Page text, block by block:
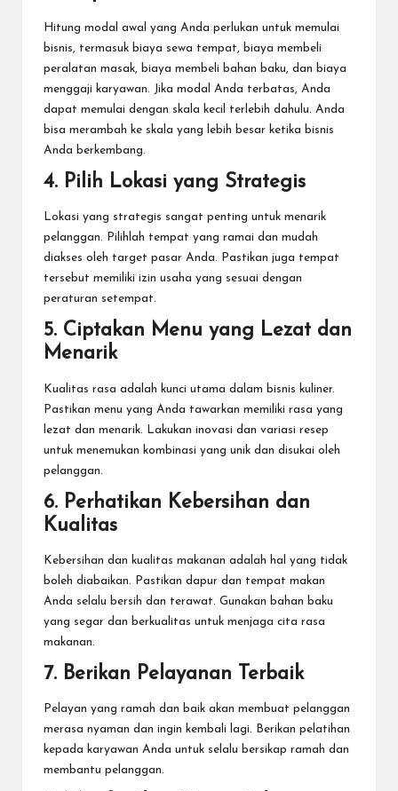
Hitung modal awal yang Anda perlukan untuk memulai
bisnis, termasuk biaya sewa tempat, biaya membeli
peralatan masak, biaya membeli bahan baku, dan biaya
menggaji karyawan. Jika modal Anda terbatas, Anda
dapat memulai dengan skala kecil terlebih dahulu. Anda
bisa merambah ke skala yang lebih besar ketika bisnis
Anda berkembang.
4. Pilih Lokasi yang Strategis
Lokasi yang strategis sangat penting untuk menarik
pelanggan. Pilihlah tempat yang ramai dan mudah
diakses oleh target pasar Anda. Pastikan juga tempat
tersebut memiliki izin usaha yang sesuai dengan
peraturan setempat.
5. Ciptakan Menu yang Lezat dan
Menarik
Kualitas rasa adalah kunci utama dalam bisnis kuliner.
Pastikan menu yang Anda tawarkan memiliki rasa yang
lezat dan menarik. Lakukan inovasi dan variasi resep
untuk menemukan kombinasi yang unik dan disukai oleh
pelanggan.
6. Perhatikan Kebersihan dan
Kualitas
Kebersihan dan kualitas makanan adalah hal yang tidak
boleh diabaikan. Pastikan dapur dan tempat makan
Anda selalu bersih dan terawat. Gunakan bahan baku
yang segar dan berkualitas untuk menjaga cita rasa
makanan.
7. Berikan Pelayanan Terbaik
Pelayan yang ramah dan baik akan membuat pelanggan
merasa nyaman dan ingin kembali lagi. Berikan pelatihan
kepada karyawan Anda untuk selalu bersikap ramah dan
membantu pelanggan.